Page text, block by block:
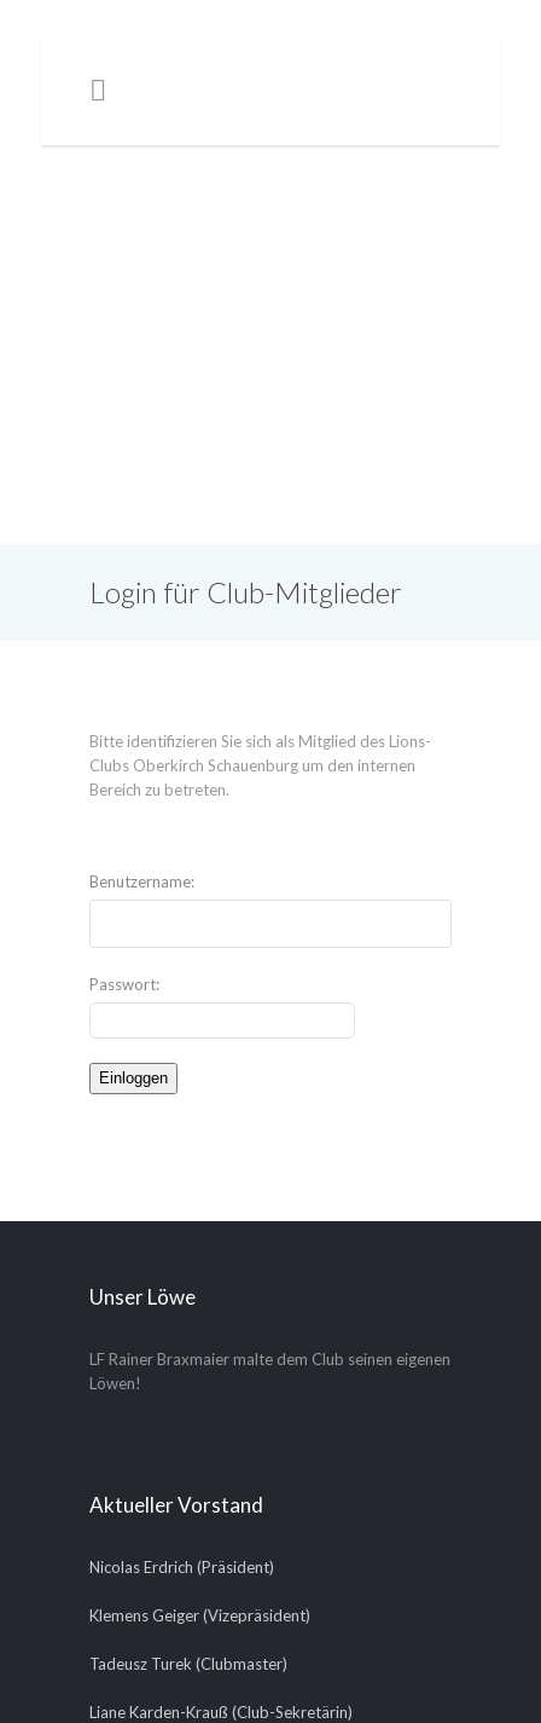
Login für Club-Mitglieder
Bitte identifizieren Sie sich als Mitglied des Lions-
Clubs Oberkirch Schauenburg um den internen
Bereich zu betreten.
Benutzername:
Passwort:
Unser Löwe
LF Rainer Braxmaier malte dem Club seinen eigenen
Löwen!
Aktueller Vorstand
Nicolas Erdrich (Präsident)
Klemens Geiger (Vizepräsident)
Tadeusz Turek (Clubmaster)
Liane Karden-Krauß (Club-Sekretärin)